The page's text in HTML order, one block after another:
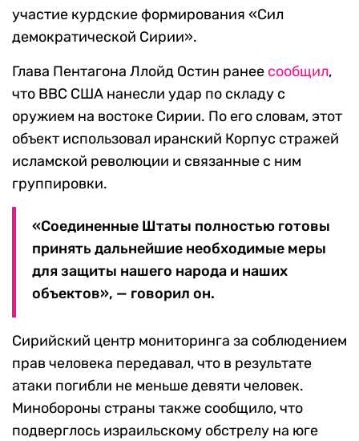
участие курдские формирования «Сил
демократической Сирии».
Глава Пентагона Ллойд Остин ранее сообщил,
что ВВС США нанесли удар по складу с
оружием на востоке Сирии. По его словам, этот
объект использовал иранский Корпус стражей
исламской революции и связанные с ним
группировки.
«Соединенные Штаты полностью готовы
принять дальнейшие необходимые меры
для защиты нашего народа и наших
объектов», — говорил он.
Сирийский центр мониторинга за соблюдением
прав человека передавал, что в результате
атаки погибли не меньше девяти человек.
Минобороны страны также сообщило, что
подверглось израильскому обстрелу на юге